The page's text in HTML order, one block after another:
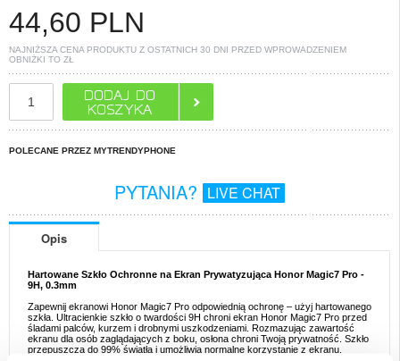
44,60 PLN
NAJNIŻSZA CENA PRODUKTU Z OSTATNICH 30 DNI PRZED WPROWADZENIEM
OBNIŻKI TO ZŁ
POLECANE PRZEZ MYTRENDYPHONE
PYTANIA? LIVE CHAT
Opis
Hartowane Szkło Ochronne na Ekran Prywatyzująca Honor Magic7 Pro -
9H, 0.3mm
Zapewnij ekranowi Honor Magic7 Pro odpowiednią ochronę – użyj hartowanego
szkła. Ultracienkie szkło o twardości 9H chroni ekran Honor Magic7 Pro przed
śladami palców, kurzem i drobnymi uszkodzeniami. Rozmazując zawartość
ekranu dla osób zaglądających z boku, osłona chroni Twoją prywatność. Szkło
przepuszcza do 99% światła i umożliwia normalne korzystanie z ekranu.